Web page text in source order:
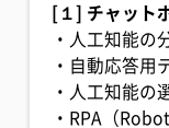
[１] チャット
・人工知能の
・自動応答用
・人工知能の
・RPA（